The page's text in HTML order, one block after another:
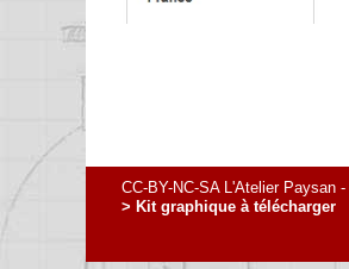
CC-BY-NC-SA L'Atelier Paysan -
> Kit graphique à télécharger